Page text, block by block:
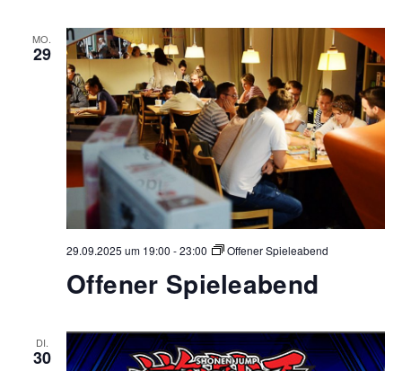
MO.
29
29.09.2025 um 19:00 -23:00 Offener Spieleabend
Offener Spieleabend
DI.
30